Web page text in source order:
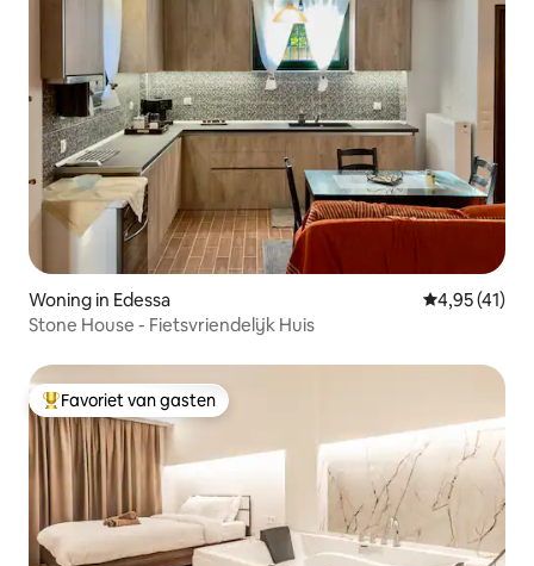
Woning in Edessa Gemiddelde
4,95 (41)
Stone House - Fietsvriendelijk Huis
Topfavoriet van gasten
Favoriet van gasten